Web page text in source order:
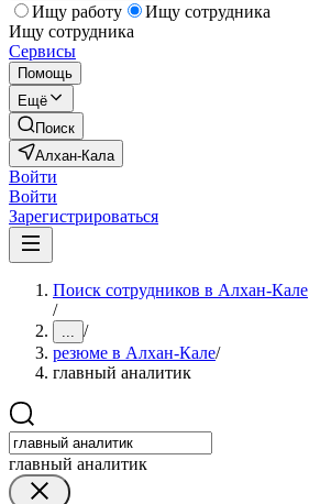
Ищу работу
Ищу сотрудника
Ищу сотрудника
Сервисы
Помощь
Ещё
Поиск
Алхан-Кала
Войти
Войти
Зарегистрироваться
Поиск сотрудников в Алхан-Кале
/
... /
резюме в Алхан-Кале/
главный аналитик
главный аналитик